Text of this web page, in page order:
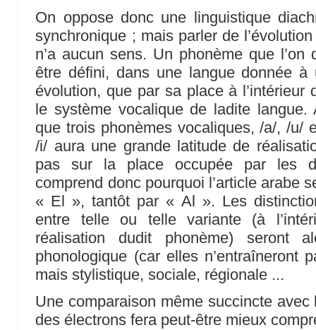
On oppose donc une linguistique
synchronique ; mais parler de
n’a aucun sens. Un phonème que
être défini, dans une langue donnée
évolution, que par sa place à l’intérieur
le système vocalique de ladite langue.
que trois phonèmes vocaliques, /a/, /u/
/i/ aura une grande latitude de
pas sur la place occupée par les
comprend donc pourquoi l’article arabe
« El », tantôt par « Al ». Les
entre telle ou telle variante (à
réalisation dudit phonème) seront
phonologique (car elles n’entraîneront
mais stylistique, sociale, régionale ...
Une comparaison même succincte avec
des électrons fera peut-être mieux